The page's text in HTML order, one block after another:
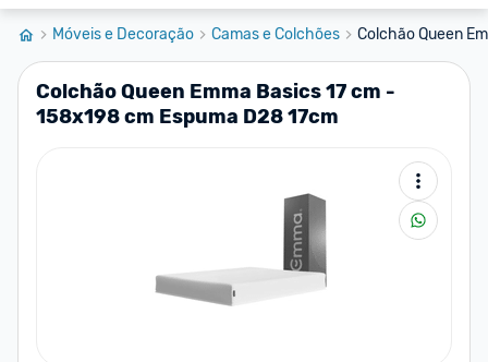
Móveis e Decoração Camas e Colchões Colchão Queen
Colchão Queen Emma Basics 17 cm -
158x198 cm Espuma D28 17cm